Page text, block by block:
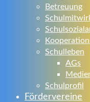
Betreuung
Schulleben
AGs
Schulprofil
Fördervereine